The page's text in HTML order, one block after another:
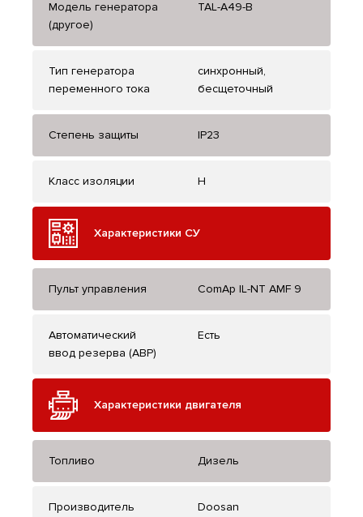
Модель генератора
(другое)
TAL-A49-B
Тип генератора
переменного тока
синхронный,
бесщеточный
Степень защиты IP23
Класс изоляции H
Характеристики СУ
Пульт управления ComAp IL-NT AMF 9
Автоматический
ввод резерва (АВР)
Есть
Характеристики двигателя
Топливо Дизель
Производитель
Doosan